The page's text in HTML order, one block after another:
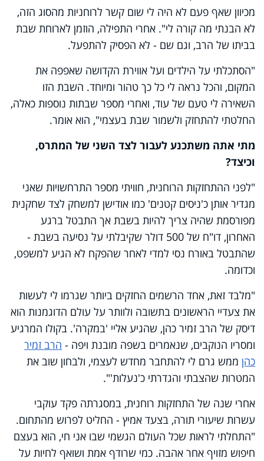
מכיוון שאף פעם לא היה לי שום קשר לרוחניות מהסוג הזה,
לא הבנתי מה קורה לי". אחרי התפילה, הוזמן לארוחת שבת
בביתו של הרב, וגם שם - לא הפסיק להתפעל.
"הסתכלתי על הילדים ועל אווירת הקדושה שאפפה את
המקום, והכל נראה לי כל כך טהור ומיוחד. השבת הזו
השאירה לי טעם של עוד, ואחרי מספר שבתות נוספות כאלה,
החלטתי להתחזק ולשמור שבת בעצמי", הוא אומר.
מתי אתה משתכנע לעבור לצד השני של המתרס,
וכיצד?
"לפני ההתחזקות הרוחנית, חוויתי מספר התרחשויות שאני
מגדיר אותן כ'ניסים קטנים' כמו אודישן למשחק לצד שחקנית
מפורסמת שהיה צריך להיות בשבת אך התבטל ברגע
האחרון, דו"ח של 500 דולר שקיבלתי על נסיעה בשבת -
שהתבטל באורח נסי למדי לאחר שהפקח לא הגיע למשפט,
וכדומה.
"מלבד זאת, אחד הרשמים החזקים ביותר שגרמו לי לעשות
את צעדיי הראשונים בתשובה ולוותר על עולם הדוגמנות הוא
דיסק של הרב זמיר כהן, שהגיע אליי 'במקרה'. בקולו המרגיע
ומסריו הנוקבים, שנאמרים בשפה מובנת ויפה - הרב זמיר
כהן ממש גרם לי להתחבר מחדש לעצמי, ולבחון שוב את
המטרות שהצבתי והגדרתי כ'נעלות'".
אחרי שנה של התחזקות רוחנית, במסגרתה פקד עוקבי
עשרות שיעורי תורה, בצעד אמיץ - החליט לפרוש מהתחום.
"התחלתי לראות שכל העולם הגשמי שבו אני חי, הוא בעצם
חיפוש מזויף אחר אהבה. כמי שרודף אמת ושואף לחיות על